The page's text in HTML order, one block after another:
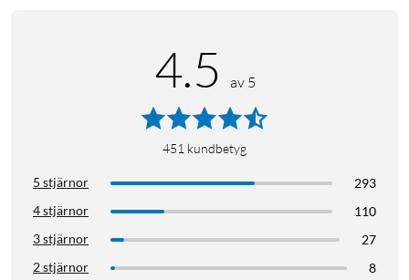
4.5 av 5
451 kundbetyg
5 stjärnor
293
4 stjärnor
110
3 stjärnor
27
2 stjärnor
8